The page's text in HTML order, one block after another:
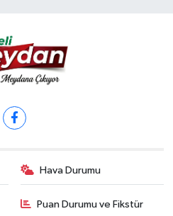
Hava Durumu
Puan Durumu ve Fikstür